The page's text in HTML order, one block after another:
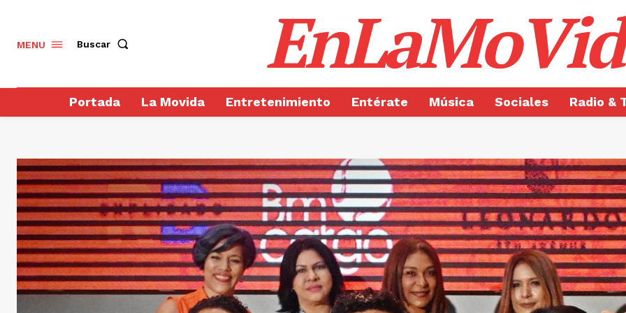
MENU Buscar
Portada La Movida Entretenimiento Entérate Música Sociales Radio &